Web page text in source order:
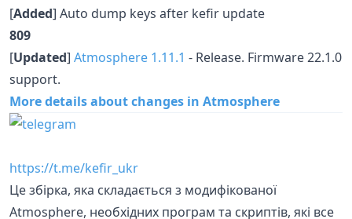
[Added] Auto dump keys after kefir update
809
[Updated] Atmosphere 1.11.1 - Release. Firmware 22.1.0
support.
More details about changes in Atmosphere
https://t.me/kefir_ukr
Це збірка, яка складається з модифікованої
Atmosphere, необхідних програм та скриптів, які все